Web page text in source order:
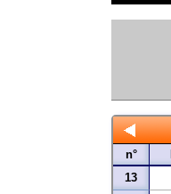
n°
13